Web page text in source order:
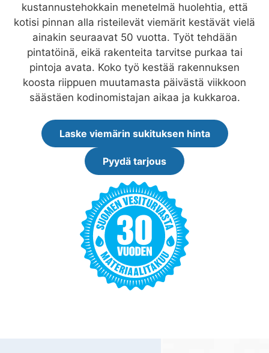
kustannustehokkain menetelmä huolehtia, että
kotisi pinnan alla risteilevät viemärit kestävät vielä
ainakin seuraavat 50 vuotta. Työt tehdään
pintatöinä, eikä rakenteita tarvitse purkaa tai
pintoja avata. Koko työ kestää rakennuksen
koosta riippuen muutamasta päivästä viikkoon
säästäen kodinomistajan aikaa ja kukkaroa.
Laske viemärin sukituksen hinta
Pyydä tarjous